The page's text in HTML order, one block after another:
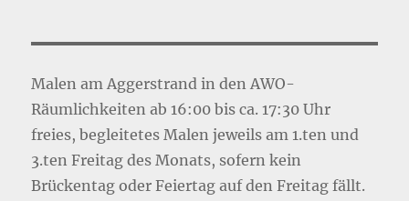
Malen am Aggerstrand in den AWO-
Räumlichkeiten ab 16:00 bis ca. 17:30 Uhr
freies, begleitetes Malen jeweils am 1.ten und
3.ten Freitag des Monats, sofern kein
Brückentag oder Feiertag auf den Freitag fällt.